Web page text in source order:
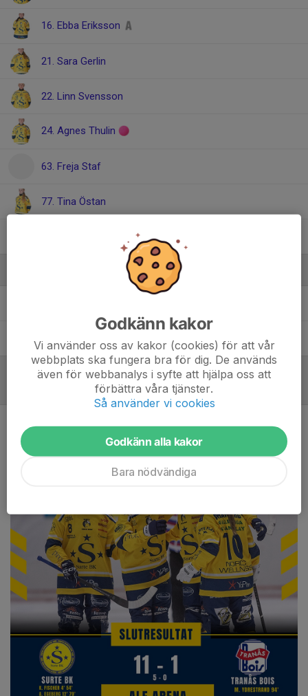
16. Ebba Eriksson
21. Sara Gerlin
22. Linn Svensson
24. Agnes Thulin
63. Freja Staf
77. Tina Östan
Jonas Kihl Assisterande tränare
/Referat
Damerna tog en storseger
9 feb 2025
Godkänn kakor
Vi använder oss av kakor (cookies) för att vår
webbplats ska fungera bra för dig. De används
även för webbanalys i syfte att hjälpa oss att
förbättra våra tjänster.
Så använder vi cookies
Godkänn alla kakor
Bara nödvändiga